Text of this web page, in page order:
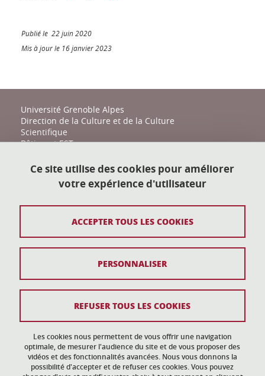
Publié le 22 juin 2020
Mis à jour le 16 janvier 2023
Université Grenoble Alpes
Direction de la Culture et de la Culture
Scientifique
Bâtiment EST
38400 Saint-Martin-d'Hères
action-culturelle@univ-grenoble-alpes.fr
Plan du site
Données personnelles
Gestion des cookies
Accessibilité : non conforme
Ce site utilise des cookies pour améliorer
votre expérience d'utilisateur
Les cookies nous permettent de vous offrir une navigation
optimale, de mesurer l'audience du site et de vous proposer des
vidéos et des fonctionnalités avancées. Nous vous donnons la
possibilité d'accepter et de refuser ces cookies. Vous pouvez
ACCEPTER TOUS LES COOKIES
REFUSER TOUS LES COOKIES
PERSONNALISER